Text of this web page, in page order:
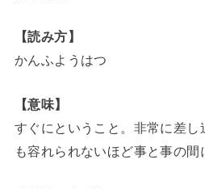
【読み方】
かんふようはつ
【意味】
すぐにということ。非常に差
も容れられないほど事と事の間